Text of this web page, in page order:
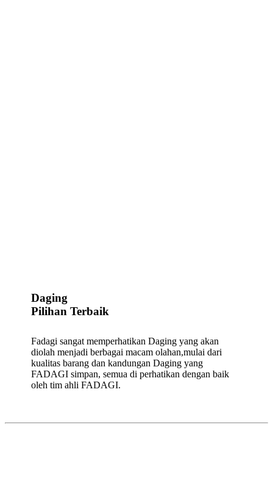
Daging
Pilihan Terbaik
Fadagi sangat memperhatikan Daging yang akan
diolah menjadi berbagai macam olahan,mulai dari
kualitas barang dan kandungan Daging yang
FADAGI simpan, semua di perhatikan dengan baik
oleh tim ahli FADAGI.